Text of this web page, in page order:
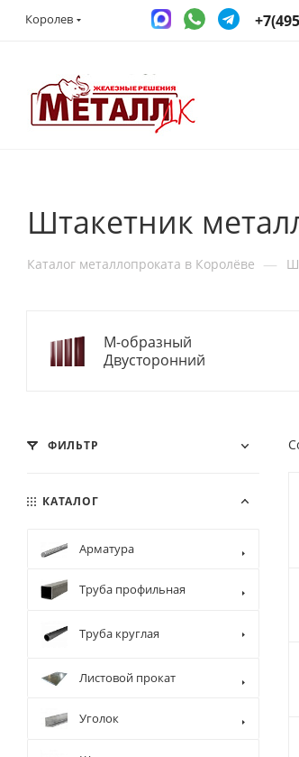
Королев
Штакетник
Каталог металлопроката в Королёве —
М-образный
Двусторонний
ФИЛЬТР
КАТАЛОГ
Арматура
Труба профильная
Труба круглая
Листовой прокат
Уголок